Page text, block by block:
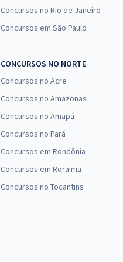
Concursos no Rio de Janeiro
Concursos em São Paulo
CONCURSOS NO NORTE
Concursos no Acre
Concursos no Amazonas
Concursos no Amapá
Concursos no Pará
Concursos em Rondônia
Concursos em Roraima
Concursos no Tocantins